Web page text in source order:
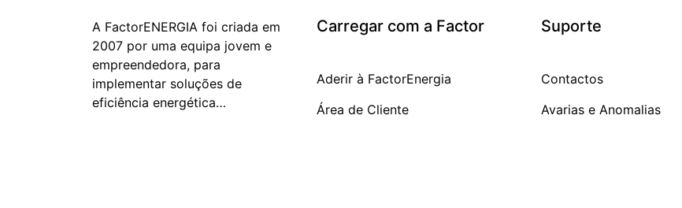
A FactorENERGIA foi criada em
2007 por uma equipa jovem e
empreendedora, para
implementar soluções de
eficiência energética…
Carregar com a Factor
Aderir à FactorEnergia
Área de Cliente
Suporte
Contactos
Avarias e Anomalias